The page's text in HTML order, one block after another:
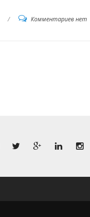
/ Комментариев нет